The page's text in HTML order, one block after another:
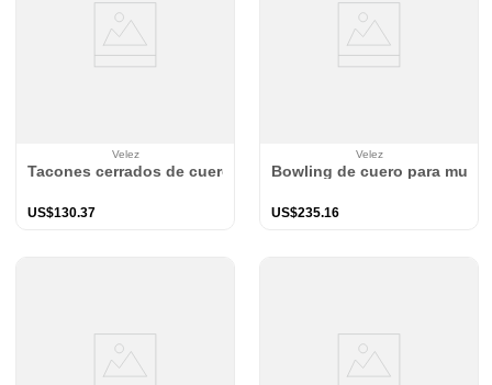
Velez
Tacones cerrados de cuero folia para mujer Waves
US$130.37
Velez
Bowling de cuero para mujer
US$235.16